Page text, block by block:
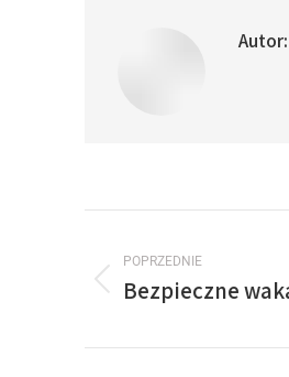
Autor:
POPRZEDNIE
Bezpieczne